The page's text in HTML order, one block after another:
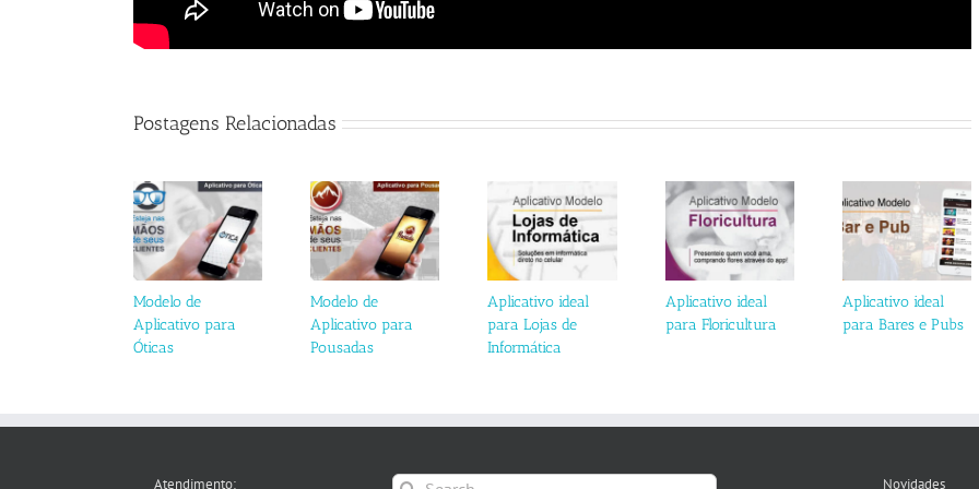
Postagens Relacionadas
Modelo de
Aplicativo para
Óticas
Modelo de
Aplicativo para
Pousadas
Aplicativo ideal
para Lojas de
Informática
Aplicativo ideal
para Floricultura
Aplicativo ideal
para Bares e Pubs
Atendimento: Search Novidades